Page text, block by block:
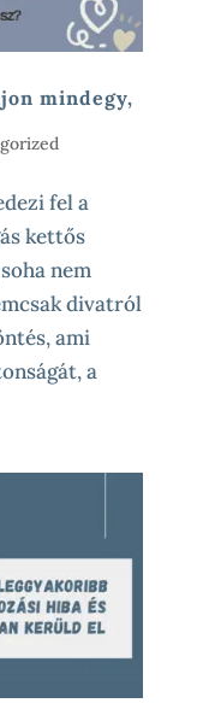
mindegy,
fel a
kettős
nem
divatról
ami
a